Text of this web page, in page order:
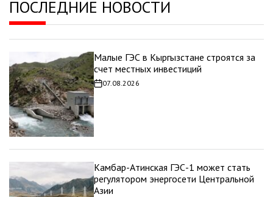
ПОСЛЕДНИЕ НОВОСТИ
Малые ГЭС в Кыргызстане строятся за
счет местных инвестиций
Дата
записи
07.08.2026
Камбар-Атинская ГЭС-1 может стать
регулятором энергосети Центральной
Азии